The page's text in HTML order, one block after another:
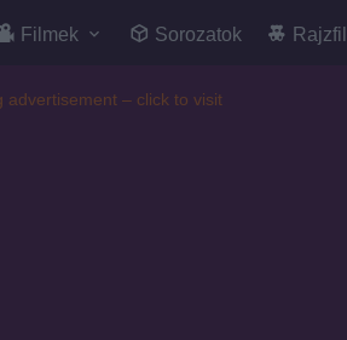
Filmek Sorozatok